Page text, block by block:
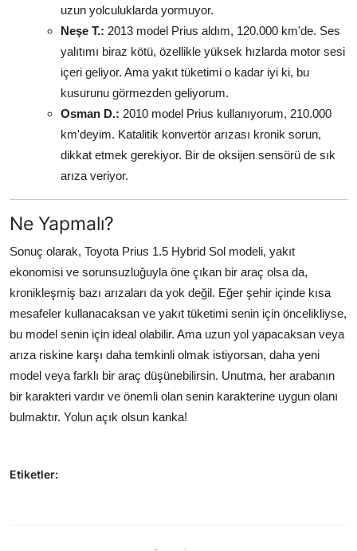
uzun yolculuklarda yormuyor.
Neşe T.: 2013 model Prius aldım, 120.000 km'de. Ses
yalıtımı biraz kötü, özellikle yüksek hızlarda motor sesi
içeri geliyor. Ama yakıt tüketimi o kadar iyi ki, bu
kusurunu görmezden geliyorum.
Osman D.: 2010 model Prius kullanıyorum, 210.000
km'deyim. Katalitik konvertör arızası kronik sorun,
dikkat etmek gerekiyor. Bir de oksijen sensörü de sık
arıza veriyor.
Ne Yapmalı?
Sonuç olarak, Toyota Prius 1.5 Hybrid Sol modeli, yakıt
ekonomisi ve sorunsuzluğuyla öne çıkan bir araç olsa da,
kronikleşmiş bazı arızaları da yok değil. Eğer şehir içinde kısa
mesafeler kullanacaksan ve yakıt tüketimi senin için öncelikliyse,
bu model senin için ideal olabilir. Ama uzun yol yapacaksan veya
arıza riskine karşı daha temkinli olmak istiyorsan, daha yeni
model veya farklı bir araç düşünebilirsin. Unutma, her arabanın
bir karakteri vardır ve önemli olan senin karakterine uygun olanı
bulmaktır. Yolun açık olsun kanka!
Etiketler: